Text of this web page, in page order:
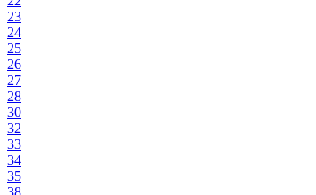
23
24
25
26
27
28
30
32
33
34
35
38